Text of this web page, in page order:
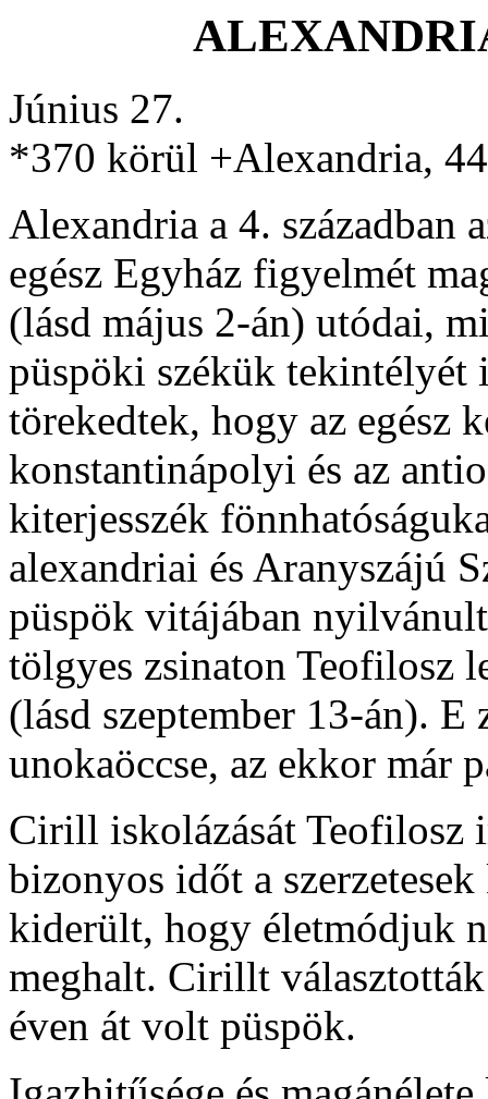
Június 27.
*370 körül +Alexandria,
Alexandria a 4. században
egész Egyház figyelmét
(lásd május 2-án) utódai,
püspöki székük tekintélyét
törekedtek, hogy az egész
konstantinápolyi és az
kiterjesszék
alexandriai és Aranyszájú
püspök vitájában
tölgyes zsinaton Teofilosz
(lásd szeptember 13-án).
unokaöccse, az ekkor már
Cirill iskolázását
bizonyos időt a
kiderült, hogy életmódjuk
meghalt. Cirillt
éven át volt püspök.